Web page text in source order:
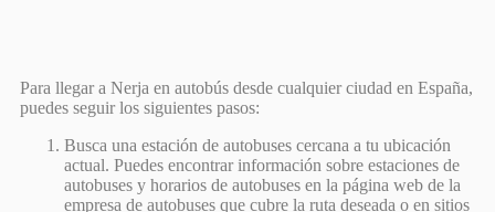
Para llegar a Nerja en autobús desde cualquier ciudad en España,
puedes seguir los siguientes pasos:
Busca una estación de autobuses cercana a tu ubicación
actual. Puedes encontrar información sobre estaciones de
autobuses y horarios de autobuses en la página web de la
empresa de autobuses que cubre la ruta deseada o en sitios